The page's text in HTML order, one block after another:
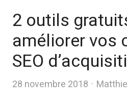
2 outils
améliorer vos
SEO
28 novembre 2018 Author